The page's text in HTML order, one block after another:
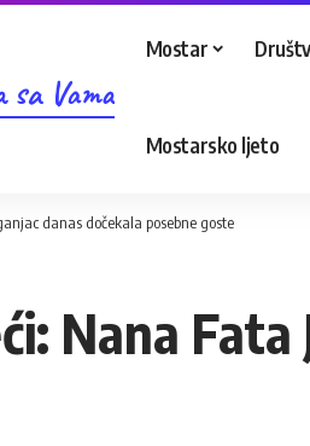
sa Vama
Mostar
Mostarsko ljeto
danas dočekala posebne goste
Nana